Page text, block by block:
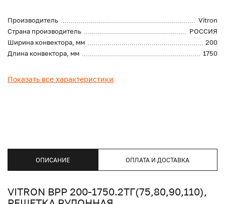
Производитель
Vitron
Страна производитель
РОССИЯ
Ширина конвектора, мм
200
Длина конвектора, мм
1750
Показать все характеристики
ОПИСАНИЕ ОПЛАТА И ДОСТАВКА
VITRON ВРР 200-1750.2ТГ(75,80,90,110),